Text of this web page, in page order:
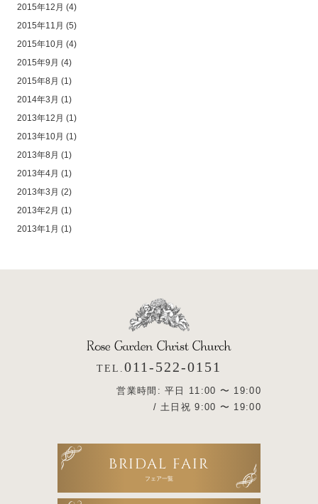
2015年12月 (4)
2015年11月 (5)
2015年10月 (4)
2015年9月 (4)
2015年8月 (1)
2014年3月 (1)
2013年12月 (1)
2013年10月 (1)
2013年8月 (1)
2013年4月 (1)
2013年3月 (2)
2013年2月 (1)
2013年1月 (1)
TEL. 011-522-0151
営業時間: 平日 11:00 〜 19:00
/ 土日祝 9:00 〜 19:00
BRIDAL FAIR
フェア一覧